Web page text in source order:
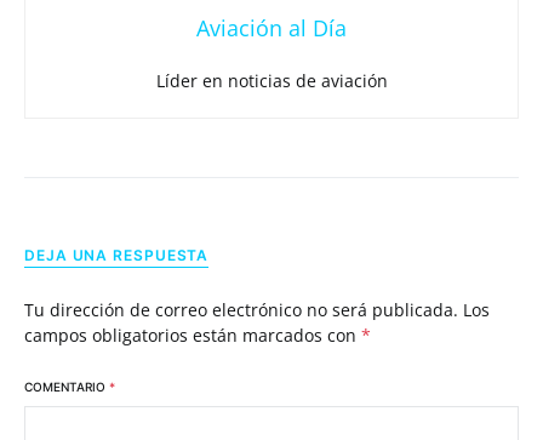
Aviación al Día
Líder en noticias de aviación
DEJA UNA RESPUESTA
Tu dirección de correo electrónico no será publicada. Los
campos obligatorios están marcados con *
COMENTARIO *